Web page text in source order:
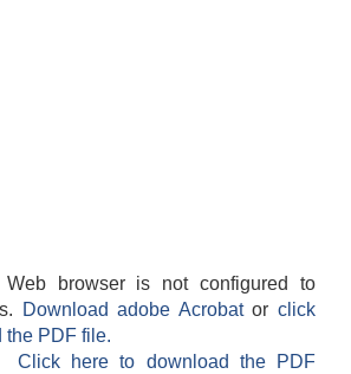
Web browser is not configured to
Download adobe Acrobatorclick
the PDF file.
Click here to download the PDF